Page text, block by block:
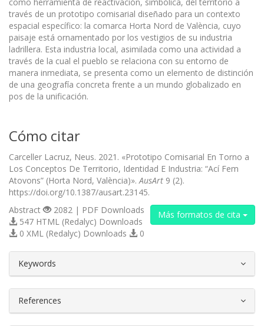
través de un prototipo comisarial diseñado para un contexto
espacial específico: la comarca Horta Nord de València, cuyo
paisaje está ornamentado por los vestigios de su industria
ladrillera. Esta industria local, asimilada como una actividad a
través de la cual el pueblo se relaciona con su entorno de
manera inmediata, se presenta como un elemento de distinción
de una geografía concreta frente a un mundo globalizado en
pos de la unificación.
Cómo citar
Carceller Lacruz, Neus. 2021. «Prototipo Comisarial En Torno a
Los Conceptos De Territorio, Identidad E Industria: “Ací Fem
Atovons” (Horta Nord, València)». AusArt 9 (2).
https://doi.org/10.1387/ausart.23145.
Más formatos de cita
Abstract
2082 | PDF Downloads
547 HTML (Redalyc) Downloads
0 XML (Redalyc) Downloads
0
Keywords
References